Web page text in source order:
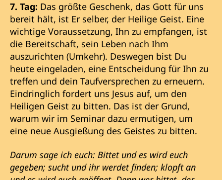
7. Tag: Das größte Geschenk, das Gott für uns
bereit hält, ist Er selber, der Heilige Geist. Eine
wichtige Voraussetzung, Ihn zu empfangen, ist
die Bereitschaft, sein Leben nach Ihm
auszurichten (Umkehr). Deswegen bist Du
heute eingeladen, eine Entscheidung für Ihn zu
treffen und dein Taufversprechen zu erneuern.
Eindringlich fordert uns Jesus auf, um den
Heiligen Geist zu bitten. Das ist der Grund,
warum wir im Seminar dazu ermutigen, um
eine neue Ausgießung des Geistes zu bitten.
Darum sage ich euch: Bittet und es wird euch
gegeben; sucht und ihr werdet finden; klopft an